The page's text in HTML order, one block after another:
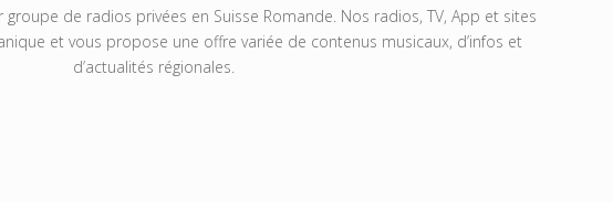
de radios privées en Suisse Romande. Nos radios, TV, App et sites
et vous propose une offre variée de contenus musicaux, d’infos et
d’actualités régionales.